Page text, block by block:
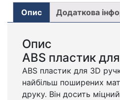
Опис Додаткова
Опис
ABS пластик
ABS пластик для 3D
найбільш поширених
друку. Він досить